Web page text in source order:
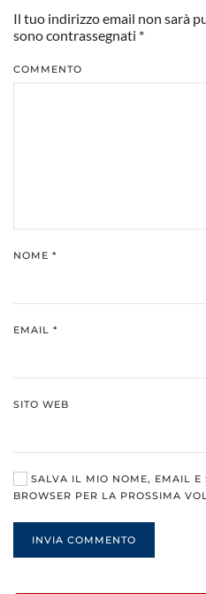
Il tuo indirizzo email non sarà
sono contrassegnati *
COMMENTO
NOME *
EMAIL *
SITO WEB
SALVA IL MIO NOME, EMAIL E
BROWSER PER LA PROSSIMA
INVIA COMMENTO